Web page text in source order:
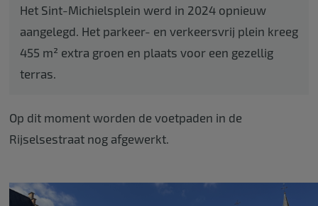
Het Sint-Michielsplein werd in 2024 opnieuw
aangelegd. Het parkeer- en verkeersvrij plein kreeg
455 m² extra groen en plaats voor een gezellig
terras.
Op dit moment worden de voetpaden in de
Rijselsestraat nog afgewerkt.